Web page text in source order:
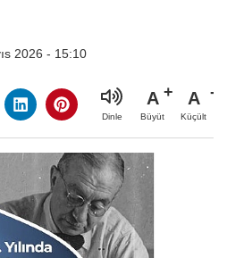
2026 - 15:10
Dinle
A
Büyüt
A
Küçült